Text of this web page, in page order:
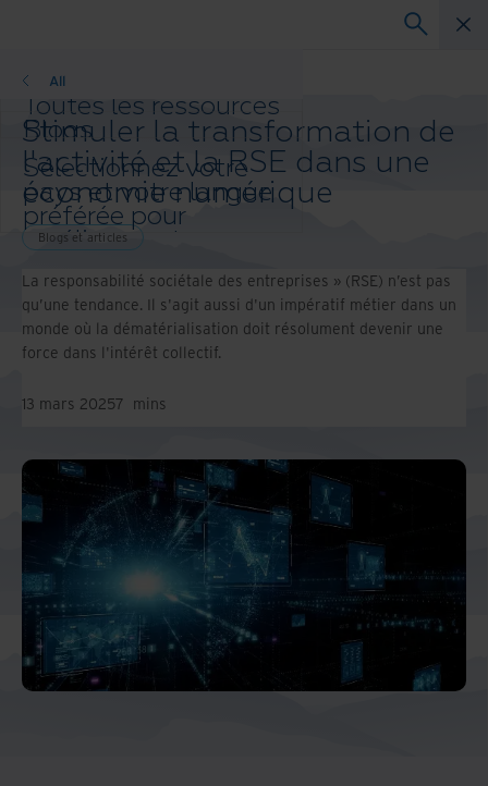
Toutes les ressources
Blogs
Réussites client
Guides solution
Webinaires
Livre blanc
All
Sélectionnez votre
pays et votre langue
préférée pour
améliorer votre
navigation.
Pays et langue
préférés :
Asia-Pacific and India
Latin America
Turkey
North America
Blogs et articles
Stimuler la transformation de
l'activité et la RSE dans une
économie numérique
Blogs et articles
La responsabilité sociétale des entreprises » (RSE) n’est pas
qu’une tendance. Il s'agit aussi d'un impératif métier dans un
monde où la dématérialisation doit résolument devenir une
force dans l'intérêt collectif.
13 mars 20257 mins